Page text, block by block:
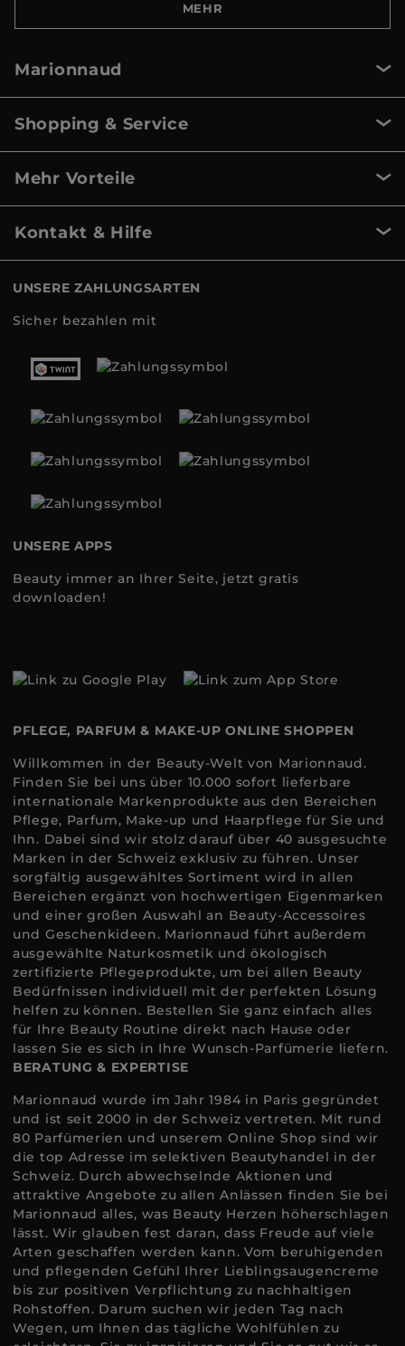
MEHR
Marionnaud
Shopping & Service
Mehr Vorteile
Kontakt & Hilfe
UNSERE ZAHLUNGSARTEN
Sicher bezahlen mit
UNSERE APPS
Beauty immer an Ihrer Seite, jetzt gratis
downloaden!
PFLEGE, PARFUM & MAKE-UP ONLINE SHOPPEN
Willkommen in der Beauty-Welt von Marionnaud.
Finden Sie bei uns über 10.000 sofort lieferbare
internationale Markenprodukte aus den Bereichen
Pflege, Parfum, Make-up und Haarpflege für Sie und
Ihn. Dabei sind wir stolz darauf über 40 ausgesuchte
Marken in der Schweiz exklusiv zu führen. Unser
sorgfältig ausgewähltes Sortiment wird in allen
Bereichen ergänzt von hochwertigen Eigenmarken
und einer großen Auswahl an Beauty-Accessoires
und Geschenkideen. Marionnaud führt außerdem
ausgewählte Naturkosmetik und ökologisch
zertifizierte Pflegeprodukte, um bei allen Beauty
Bedürfnissen individuell mit der perfekten Lösung
helfen zu können. Bestellen Sie ganz einfach alles
für Ihre Beauty Routine direkt nach Hause oder
lassen Sie es sich in Ihre Wunsch-Parfümerie liefern.
BERATUNG & EXPERTISE
Marionnaud wurde im Jahr 1984 in Paris gegründet
und ist seit 2000 in der Schweiz vertreten. Mit rund
80 Parfümerien und unserem Online Shop sind wir
die top Adresse im selektiven Beautyhandel in der
Schweiz. Durch abwechselnde Aktionen und
attraktive Angebote zu allen Anlässen finden Sie bei
Marionnaud alles, was Beauty Herzen höherschlagen
lässt. Wir glauben fest daran, dass Freude auf viele
Arten geschaffen werden kann. Vom beruhigenden
und pflegenden Gefühl Ihrer Lieblingsaugencreme
bis zur positiven Verpflichtung zu nachhaltigen
Rohstoffen. Darum suchen wir jeden Tag nach
Wegen, um Ihnen das tägliche Wohlfühlen zu